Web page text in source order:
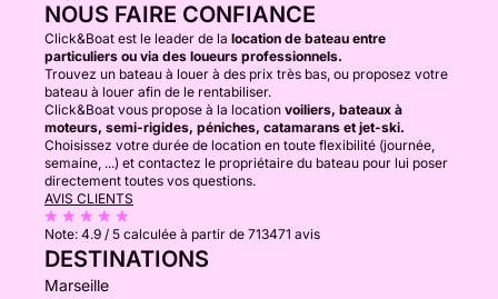
NOUS FAIRE CONFIANCE
Click&Boat est le leader de la location de bateau entre
particuliers ou via des loueurs professionnels.
Trouvez un bateau à louer à des prix très bas, ou proposez votre
bateau à louer afin de le rentabiliser.
Click&Boat vous propose à la location voiliers, bateaux à
moteurs, semi-rigides, péniches, catamarans et jet-ski.
Choisissez votre durée de location en toute flexibilité (journée,
semaine, ...) et contactez le propriétaire du bateau pour lui poser
directement toutes vos questions.
AVIS CLIENTS
Note: 4.9 / 5 calculée à partir de 713471 avis
DESTINATIONS
Marseille